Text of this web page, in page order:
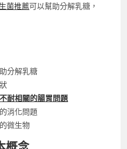
菌推薦可以幫助分解乳糖，
分解乳糖
耐相關的腸胃問題
消化問題
微生物